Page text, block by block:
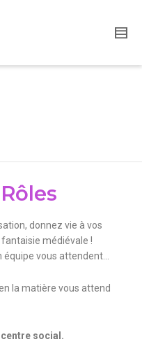
donnez vie à vos
médiévale !
vous attendent…
la matière vous attend
centre social.